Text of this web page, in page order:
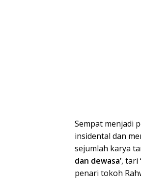
Sempat menjadi
insidental dan
sejumlah karya
dan dewasa’, tari
penari tokoh